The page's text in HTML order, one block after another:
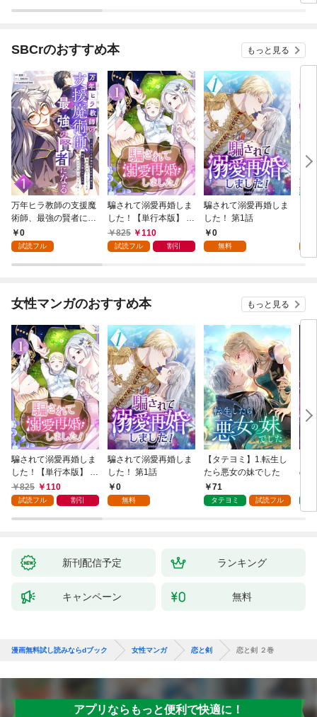
SBCrのおすすめ本 もっと見る
万年ヒラ教師の支援魔
術師、最強の賢者にな
る～不人気の支援魔術
師は給料泥棒だと魔術
が、出世した元教え子
らない件～ 第1話
0
試読フル
騙されて溺愛再婚しま
した！【単行本版】 1
巻825 110
試読フル 割引
騙されて溺愛再婚しま
した！ 第1話
0
無料
女性マンガのおすすめ本 もっと見る
騙されて溺愛再婚しま
した！【単行本版】 1
巻825 110
試読フル 割引
騙されて溺愛再婚しま
した！ 第1話
0
無料
【タテヨミ】1.転生し
たら悪女の妹でした
71
タテヨミ 試読フル
の
新刊配信予定 ランキング
キャンペーン 無料
漫画無料試し読みならdブック 女性マンガ 恋と剣 恋と剣 ２巻
アプリならもっと便利で快適に！